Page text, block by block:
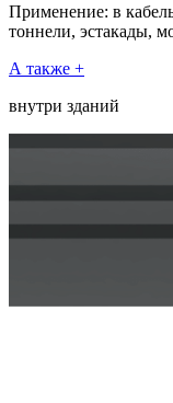
Применение: в
тоннели, эстакады,
А также +
внутри зданий